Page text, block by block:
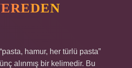
hamur, her türlü pasta”
alınmış bir kelimedir. Bu